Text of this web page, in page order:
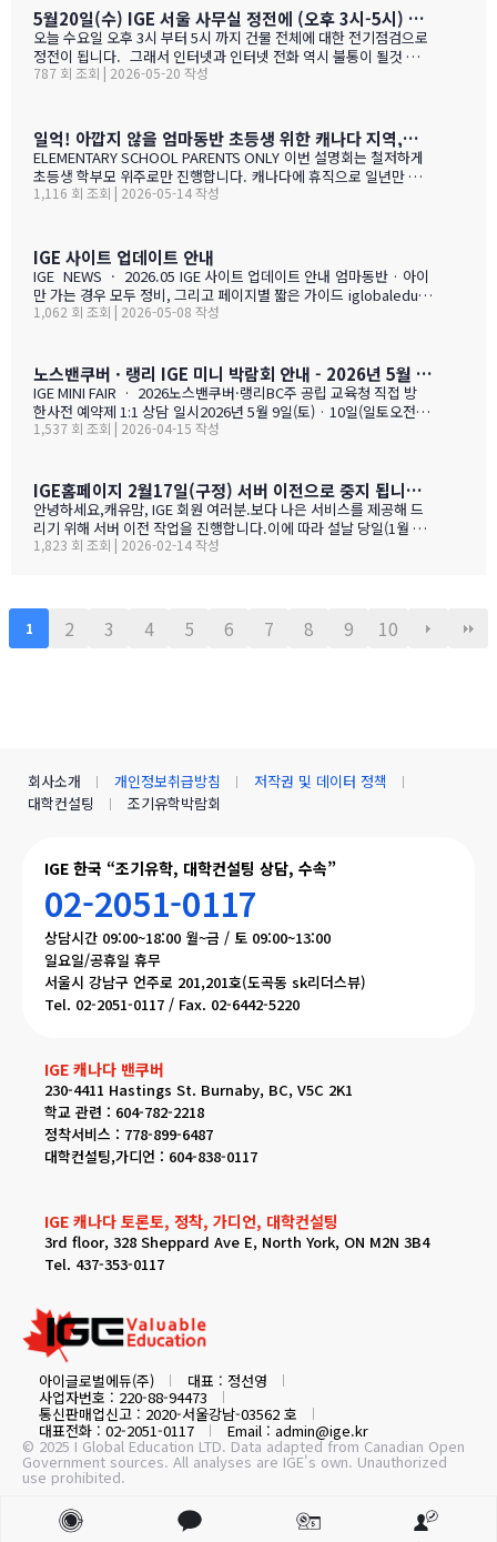
도 참가 가능합니다. 한국과 캐나다 부모님들의 궁금증과 고민을 같
이 공유할 수 있습니다. …
5월20일(수) IGE 서울 사무실 정전에 (오후 3시-5시) 따른 상담 업무 불가 안내
오늘 수요일 오후 3시 부터 5시 까지 건물 전체에 대한 전기점검으로
정전이 됩니다. 그래서 인터넷과 인터넷 전화 역시 불통이 될것 입니
다. PC로 사용 하는 카카오톡 역시 불통이 될것 입니다. 전화,카카오
내드리겟습니다.
787 회 조회 | 2026-05-20 작성
일억! 아깝지 않을 엄마동반 초등생 위한 캐나다 지역,학교 선택 설명회 5월28(목)
ELEMENTARY SCHOOL PARENTS ONLY 이번 설명회는 철저하게
초등생 학부모 위주로만 진행합니다. 캐나다에 휴직으로 일년만 가
야 하는 가족, 초등생 영어교육 · 북미체험 · 가족 휴식을 위해 캐나
1,116 회 조회 | 2026-05-14 작성
IGE 사이트 업데이트 안내
IGE NEWS · 2026.05 IGE 사이트 업데이트 안내 엄마동반 · 아이
만 가는 경우 모두 정비, 그리고 페이지별 짧은 가이드 iglobaleduca
tion.org 가 새로 업데이트되었습니다. 이번에는 "엄마동반"과 "아
학비 + 2베드 기준 렌트비 + 자녀 한 명 기준 생활비를 모두 합친 1년
예산을 교육청별로 비교해 보실 수 있습니다. 추천 사립학교와 유학
맘들의 리얼한 후기도 같은 페이지에 함께 모았습니다. 자녀가 혼자
가는 경우, 홈스테이·보딩스쿨·관리형 세 가지 형태를 한 …
1,062 회 조회 | 2026-05-08 작성
노스밴쿠버 · 랭리 IGE 미니 박람회 안내 - 2026년 5월 9일(토) · 10일(일)
IGE MINI FAIR · 2026노스밴쿠버·랭리BC주 공립 교육청 직접 방
한사전 예약제 1:1 상담 일시2026년 5월 9일(토) · 10일(일토오전 1
1시 — 오후 3시장소IGE 도곡동 사무실서울시 강남구 언주로 201, 2
가등록 폼으로 이동합니다SECTION 01 · 방한 교육청노스밴쿠버
교육청NORTH VANCOUVER · SD 44 밴쿠버 다운타운에서 Lions
Gate Bridge를 건너면 20분 내로 도착하는 근교 주거 중심 지역입
니다. 산·바다·숲이 어우러진 자연환경과, 밴쿠버 메트로 지역 중 가
1,537 회 조회 | 2026-04-15 작성
IGE홈페이지 2월17일(구정) 서버 이전으로 중지 됩니다.- 이해 부탁 드리며
안녕하세요,캐유맘, IGE 회원 여러분.보다 나은 서비스를 제공해 드
리기 위해 서버 이전 작업을 진행합니다.이에 따라 설날 당일(1월 29
일) 오전 중 IGE 홈페이지(iglobaleducation.org) 접속이 일시적으
GE (I Global Education)
1,823 회 조회 | 2026-02-14 작성
1 2 3 4 5 6 7 8 9 10
IGE 한국 “조기유학, 대학컨설팅 상담, 수속”
02-2051-0117
상담시간 09:00~18:00 월~금 / 토 09:00~13:00
일요일/공휴일 휴무
서울시 강남구 언주로 201,201호(도곡동 sk리더스뷰)
Tel. 02-2051-0117 / Fax. 02-6442-5220
IGE 캐나다 밴쿠버
230-4411 Hastings St. Burnaby, BC, V5C 2K1
학교 관련 : 604-782-2218
정착서비스 : 778-899-6487
대학컨설팅,가디언 : 604-838-0117
IGE 캐나다 토론토, 정착, 가디언, 대학컨설팅
3rd floor, 328 Sheppard Ave E, North York, ON M2N 3B4
Tel. 437-353-0117
아이글로벌에듀(주) 대표 : 정선영
사업자번호 : 220-88-94473
통신판매업신고 : 2020-서울강남-03562 호
대표전화 : 02-2051-0117 Email : admin@ige.kr
회사소개 개인정보취급방침
저작권 및 데이터 정책
대학컨설팅
조기유학박람회
© 2025 I Global Education LTD. Data adapted from Canadian Open
Government sources. All analyses are IGE's own. Unauthorized
use prohibited.